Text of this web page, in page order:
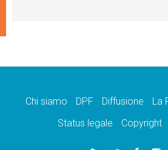
Chi siamo DPF Diffusione La
Status legale
Copyright